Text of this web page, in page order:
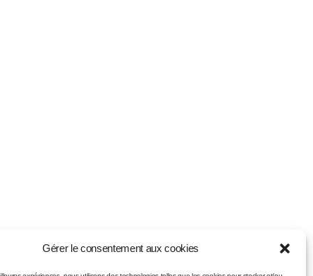
Gérer le consentement aux cookies